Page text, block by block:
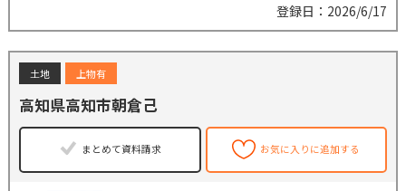
登録日：2026/6/17
土地 上物有
高知県高知市朝倉己
まとめて資料請求 お気に入りに追加する